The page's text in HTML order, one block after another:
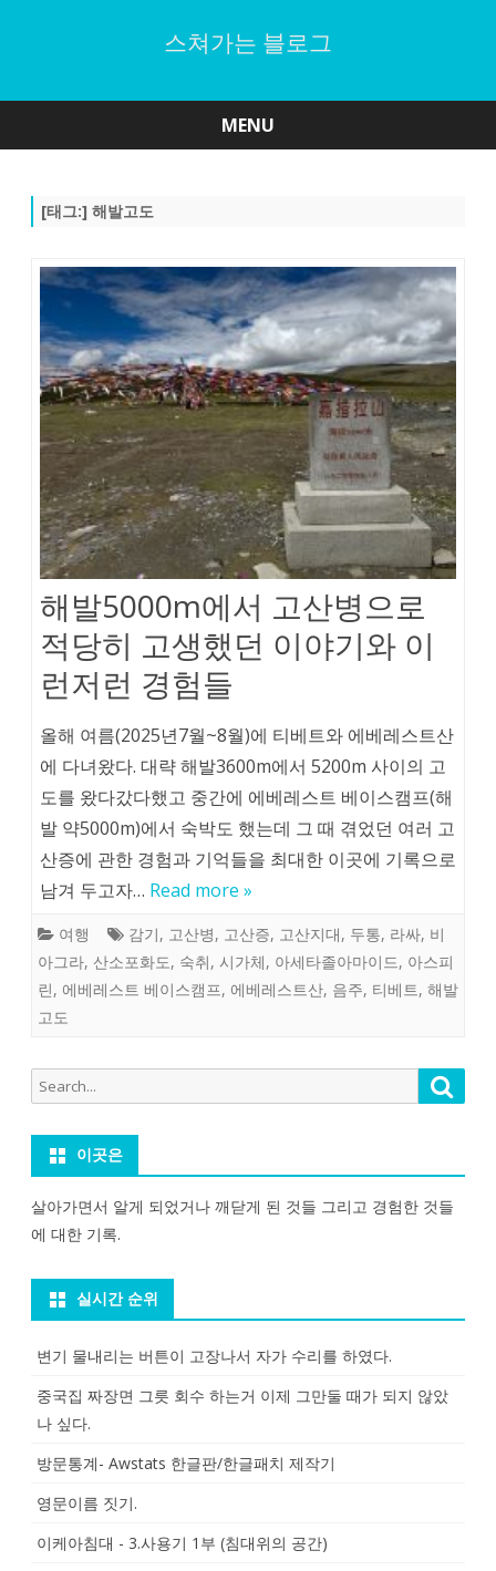
스쳐가는 블로그
MENU
[태그:] 해발고도
해발5000m에서 고산병으로
적당히 고생했던 이야기와 이
런저런 경험들
올해 여름(2025년7월~8월)에 티베트와 에베레스트산
에 다녀왔다. 대략 해발3600m에서 5200m 사이의 고
도를 왔다갔다했고 중간에 에베레스트 베이스캠프(해
발 약5000m)에서 숙박도 했는데 그 때 겪었던 여러 고
산증에 관한 경험과 기억들을 최대한 이곳에 기록으로
남겨 두고자… Read more »
여행 감기, 고산병, 고산증, 고산지대, 두통, 라싸, 비
아그라, 산소포화도, 숙취, 시가체, 아세타졸아마이드, 아스피
린, 에베레스트 베이스캠프, 에베레스트산, 음주, 티베트, 해발
고도
Search
for:
이곳은
살아가면서 알게 되었거나 깨닫게 된 것들 그리고 경험한 것들
에 대한 기록.
실시간 순위
변기 물내리는 버튼이 고장나서 자가 수리를 하였다.
중국집 짜장면 그릇 회수 하는거 이제 그만둘 때가 되지 않았
나 싶다.
방문통계- Awstats 한글판/한글패치 제작기
영문이름 짓기.
이케아침대 - 3.사용기 1부 (침대위의 공간)